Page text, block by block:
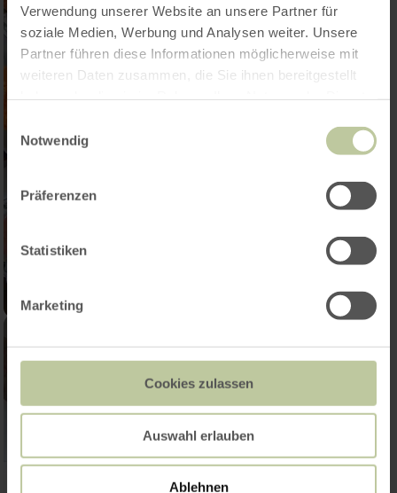
Verwendung unserer Website an unsere Partner für
soziale Medien, Werbung und Analysen weiter. Unsere
Partner führen diese Informationen möglicherweise mit
weiteren Daten zusammen, die Sie ihnen bereitgestellt
Notwendig
Präferenzen
Statistiken
Marketing
Cookies zulassen
Auswahl erlauben
Ablehnen